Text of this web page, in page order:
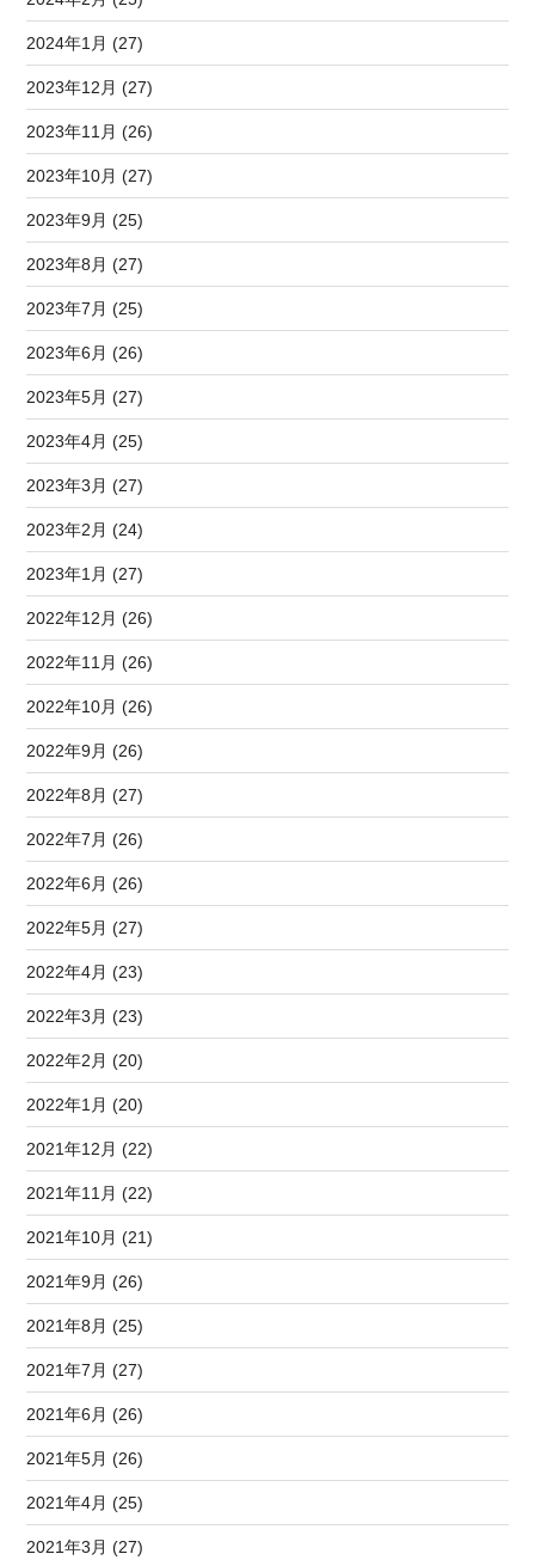
2024年1月 (27)
2023年12月 (27)
2023年11月 (26)
2023年10月 (27)
2023年9月 (25)
2023年8月 (27)
2023年7月 (25)
2023年6月 (26)
2023年5月 (27)
2023年4月 (25)
2023年3月 (27)
2023年2月 (24)
2023年1月 (27)
2022年12月 (26)
2022年11月 (26)
2022年10月 (26)
2022年9月 (26)
2022年8月 (27)
2022年7月 (26)
2022年6月 (26)
2022年5月 (27)
2022年4月 (23)
2022年3月 (23)
2022年2月 (20)
2022年1月 (20)
2021年12月 (22)
2021年11月 (22)
2021年10月 (21)
2021年9月 (26)
2021年8月 (25)
2021年7月 (27)
2021年6月 (26)
2021年5月 (26)
2021年4月 (25)
2021年3月 (27)